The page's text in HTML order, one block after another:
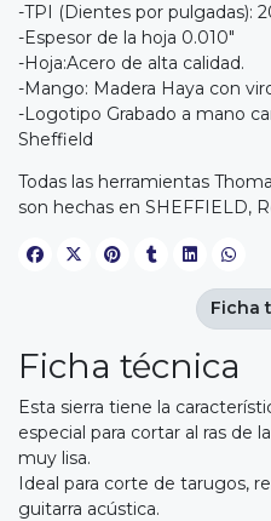
-TPI (Dientes por pulgadas):
-Espesor de la hoja 0.010"
-Hoja:Acero de alta calidad.
-Mango: Madera Haya con
-Logotipo Grabado a mano
Sheffield
Todas las herramientas
son hechas en SHEFFIELD,
Ficha técnica
Esta sierra tiene la
especial para cortar al ras de
muy lisa.
Ideal para corte de tarugos,
guitarra acústica.
Ficha